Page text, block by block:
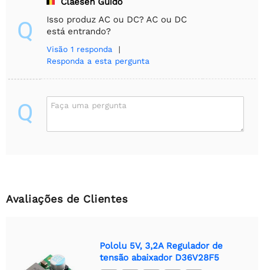
Q
Isso produz AC ou DC? AC ou DC
está entrando?
Visão 1 responda |
Responda a esta pergunta
Q Faça uma pergunta
Avaliações de Clientes
Pololu 5V, 3,2A Regulador de
tensão abaixador D36V28F5